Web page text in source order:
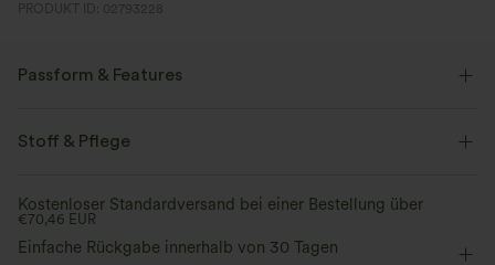
PRODUKT ID: 02793228
Passform & Features
überziehen
Stoff & Pflege
Kostenloser Standardversand bei einer Bestellung über
€70,46 EUR
Einfache Rückgabe innerhalb von 30 Tagen